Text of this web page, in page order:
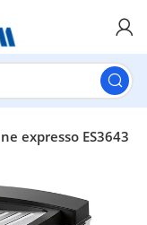
expresso ES3643